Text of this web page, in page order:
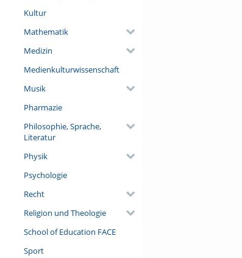
Kultur
Mathematik
Medizin
Medienkulturwissenschaft
Musik
Pharmazie
Philosophie, Sprache,
Literatur
Physik
Psychologie
Recht
Religion und Theologie
School of Education FACE
Sport